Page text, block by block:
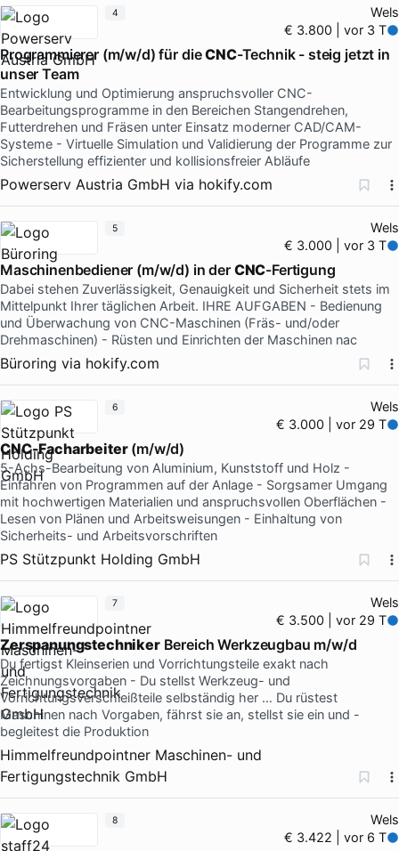
Wels
€ 3.800 | vor 3 T
Programmierer (m/w/d) für dieCNC-Technik - steig jetzt in
unser Team
Entwicklung und Optimierung anspruchsvoller CNC-
Bearbeitungsprogramme in den Bereichen Stangendrehen,
Futterdrehen und Fräsen unter Einsatz moderner CAD/CAM-
Systeme - Virtuelle Simulation und Validierung der Programme zur
Sicherstellung effizienter und kollisionsfreier Abläufe
Powerserv Austria GmbH via hokify.com
4
Wels
€ 3.000 | vor 3 T
Maschinenbediener (m/w/d) in der CNC-Fertigung
Dabei stehen Zuverlässigkeit, Genauigkeit und Sicherheit stets im
Mittelpunkt Ihrer täglichen Arbeit. IHRE AUFGABEN - Bedienung
und Überwachung von CNC-Maschinen (Fräs- und/oder
Drehmaschinen) - Rüsten und Einrichten der Maschinen nac
Büroring via hokify.com
5
Wels
€ 3.000 | vor 29 T
CNC-Facharbeiter(m/w/d)
5-Achs-Bearbeitung von Aluminium, Kunststoff und Holz -
Einfahren von Programmen auf der Anlage - Sorgsamer Umgang
mit hochwertigen Materialien und anspruchsvollen Oberflächen -
Lesen von Plänen und Arbeitsweisungen - Einhaltung von
Sicherheits- und Arbeitsvorschriften
PS Stützpunkt Holding GmbH
6
Wels
€ 3.500 | vor 29 T
ZerspanungstechnikerBereich Werkzeugbau m/w/d
Du fertigst Kleinserien und Vorrichtungsteile exakt nach
Zeichnungsvorgaben - Du stellst Werkzeug- und
Vorrichtungsverschleißteile selbständig her … Du rüstest
Maschinen nach Vorgaben, fährst sie an, stellst sie ein und -
begleitest die Produktion
Himmelfreundpointner Maschinen- und
Fertigungstechnik GmbH
7
Wels
€ 3.422 | vor 6 T
8